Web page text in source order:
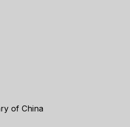
of China